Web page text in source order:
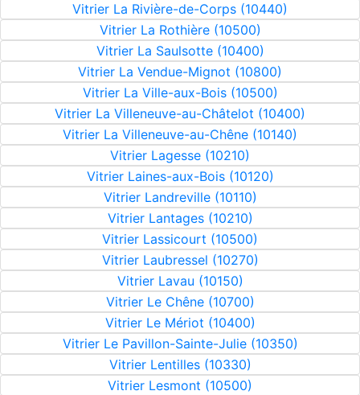
Vitrier La Rivière-de-Corps (10440)
Vitrier La Rothière (10500)
Vitrier La Saulsotte (10400)
Vitrier La Vendue-Mignot (10800)
Vitrier La Ville-aux-Bois (10500)
Vitrier La Villeneuve-au-Châtelot (10400)
Vitrier La Villeneuve-au-Chêne (10140)
Vitrier Lagesse (10210)
Vitrier Laines-aux-Bois (10120)
Vitrier Landreville (10110)
Vitrier Lantages (10210)
Vitrier Lassicourt (10500)
Vitrier Laubressel (10270)
Vitrier Lavau (10150)
Vitrier Le Chêne (10700)
Vitrier Le Mériot (10400)
Vitrier Le Pavillon-Sainte-Julie (10350)
Vitrier Lentilles (10330)
Vitrier Lesmont (10500)